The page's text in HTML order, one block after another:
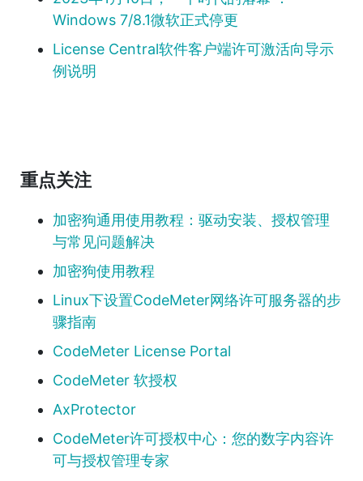
Windows 7/8.1微软正式停更
License Central软件客户端许可激活向导示
例说明
重点关注
加密狗通用使用教程：驱动安装、授权管理
与常见问题解决
加密狗使用教程
Linux下设置CodeMeter网络许可服务器的步
骤指南
CodeMeter License Portal
CodeMeter 软授权
AxProtector
CodeMeter许可授权中心：您的数字内容许
可与授权管理专家